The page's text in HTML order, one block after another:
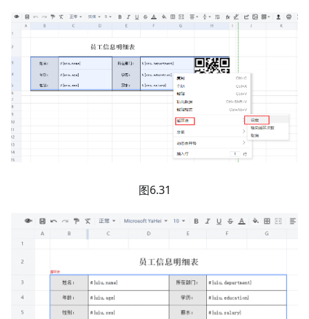
图6.31